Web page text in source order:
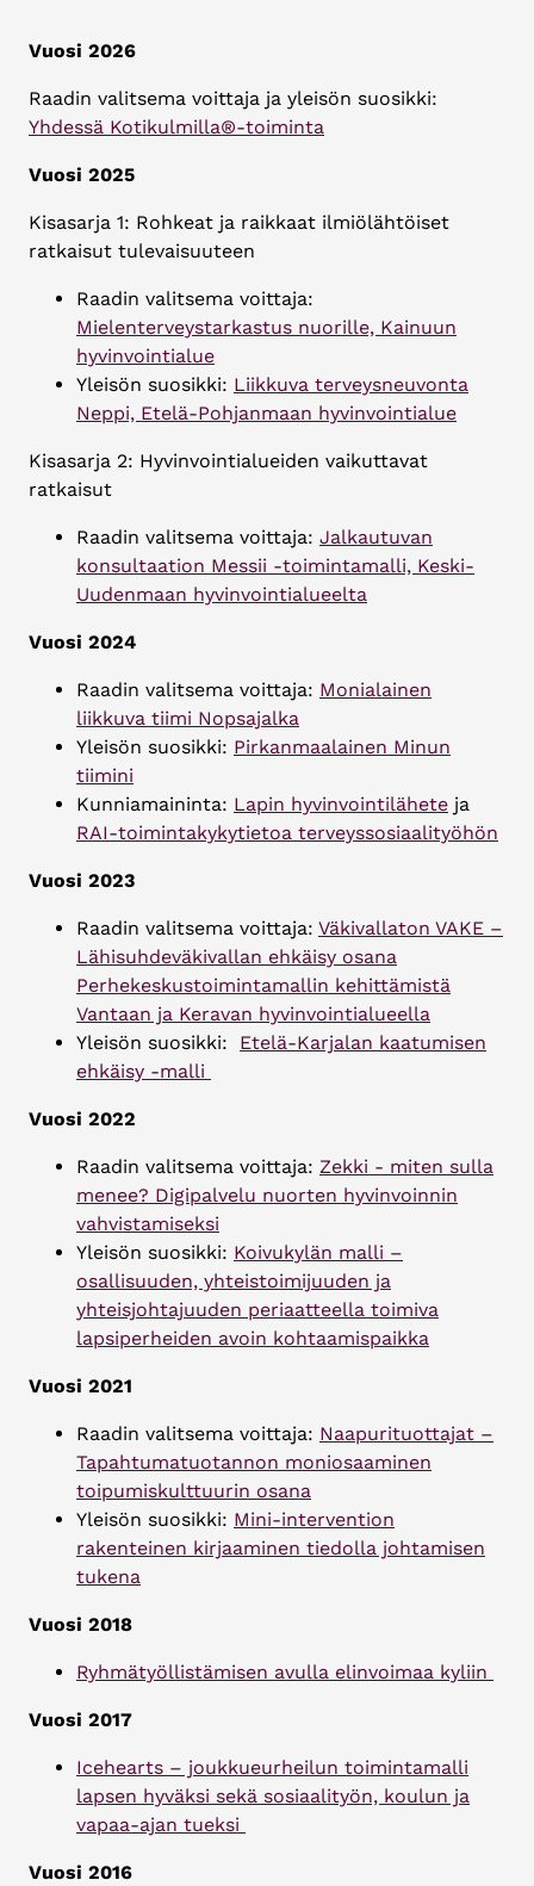
Vuosi 2026
Raadin valitsema voittaja ja yleisön suosikki:
Yhdessä Kotikulmilla®-toiminta
Vuosi 2025
Kisasarja 1: Rohkeat ja raikkaat ilmiölähtöiset
ratkaisut tulevaisuuteen
Raadin valitsema voittaja:
Mielenterveystarkastus nuorille, Kainuun
hyvinvointialue
Yleisön suosikki: Liikkuva terveysneuvonta
Neppi, Etelä-Pohjanmaan hyvinvointialue
Kisasarja 2: Hyvinvointialueiden vaikuttavat
ratkaisut
Raadin valitsema voittaja: Jalkautuvan
konsultaation Messii -toimintamalli, Keski-
Uudenmaan hyvinvointialueelta
Vuosi 2024
Raadin valitsema voittaja: Monialainen
liikkuva tiimi Nopsajalka
Yleisön suosikki: Pirkanmaalainen Minun
tiimini
Kunniamaininta: Lapin hyvinvointilähete ja
RAI-toimintakykytietoa terveyssosiaalityöhön
Vuosi 2023
Raadin valitsema voittaja: Väkivallaton VAKE –
Lähisuhdeväkivallan ehkäisy osana
Perhekeskustoimintamallin kehittämistä
Vantaan ja Keravan hyvinvointialueella
Yleisön suosikki: Etelä-Karjalan kaatumisen
ehkäisy -malli
Vuosi 2022
Raadin valitsema voittaja: Zekki - miten sulla
menee? Digipalvelu nuorten hyvinvoinnin
vahvistamiseksi
Yleisön suosikki: Koivukylän malli –
osallisuuden, yhteistoimijuuden ja
yhteisjohtajuuden periaatteella toimiva
lapsiperheiden avoin kohtaamispaikka
Vuosi 2021
Raadin valitsema voittaja: Naapurituottajat –
Tapahtumatuotannon moniosaaminen
toipumiskulttuurin osana
Yleisön suosikki: Mini-intervention
rakenteinen kirjaaminen tiedolla johtamisen
tukena
Vuosi 2018
Ryhmätyöllistämisen avulla elinvoimaa kyliin
Vuosi 2017
Icehearts – joukkueurheilun toimintamalli
lapsen hyväksi sekä sosiaalityön, koulun ja
vapaa-ajan tueksi
Vuosi 2016